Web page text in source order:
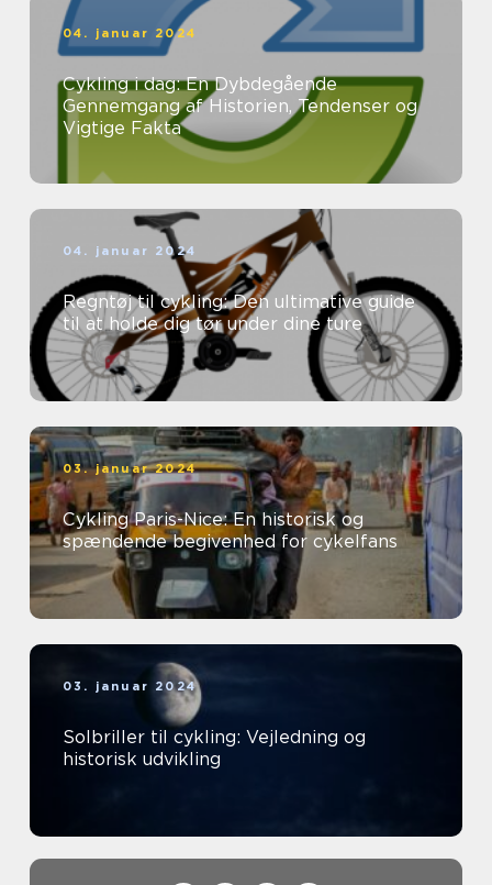
04. januar 2024
Cykling i dag: En Dybdegående
Gennemgang af Historien, Tendenser og
Vigtige Fakta
04. januar 2024
Regntøj til cykling: Den ultimative guide
til at holde dig tør under dine ture
03. januar 2024
Cykling Paris-Nice: En historisk og
spændende begivenhed for cykelfans
03. januar 2024
Solbriller til cykling: Vejledning og
historisk udvikling